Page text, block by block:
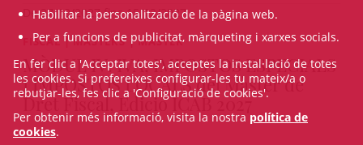
De 27/10/2027 fins 15/12/2027
FISCAL | MÀSTERS | MÀSTER
MÒDUL IV: IVA, IMPOSTOS ESPECIALS
I IMPOSTOS LOCALS del Màster de
Dret Fiscal, Edició ICAB 2027
Habilitar la personalització de la pàgina web.
Per a funcions de publicitat, màrqueting i xarxes socials.
En fer clic a 'Acceptar totes', acceptes la instal·lació de totes
les cookies. Si prefereixes configurar-les tu mateix/a o
rebutjar-les, fes clic a 'Configuració de cookies'.
Per obtenir més informació, visita la nostra política de
cookies.